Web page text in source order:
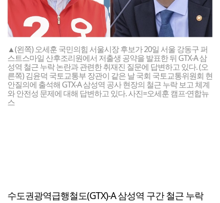
▲(왼쪽) 오세훈 국민의힘 서울시장 후보가 20일 서울 강동구 퍼
스트스마일 산후조리원에서 저출생 공약을 발표한 뒤 GTX-A 삼
성역 철근 누락 논란과 관련한 취재진 질문에 답변하고 있다. (오
른쪽) 김윤덕 국토교통부 장관이 같은 날 국회 국토교통위원회 현
안질의에 출석해 GTX-A 삼성역 공사 현장의 철근 누락 보고 체계
와 안전성 문제에 대해 답변하고 있다. 사진=오세훈 캠프·연합뉴
스
수도권광역급행철도(GTX)-A 삼성역 구간 철근 누락